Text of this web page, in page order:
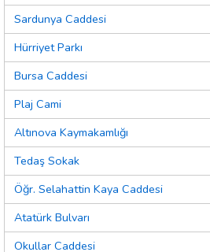
Sardunya Caddesi
Hürriyet Parkı
Bursa Caddesi
Plaj Cami
Altınova Kaymakamlığı
Tedaş Sokak
Öğr. Selahattin Kaya Caddesi
Atatürk Bulvarı
Okullar Caddesi